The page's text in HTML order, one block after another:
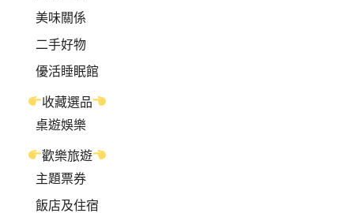
美味關係
二手好物
優活睡眠館
收藏選品
桌遊娛樂
歡樂旅遊
主題票券
飯店及住宿